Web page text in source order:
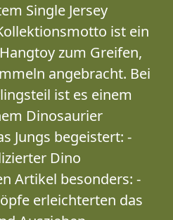
Single Jersey
ist ein
zum Greifen,
angebracht. Bei
ist es einem
Dinosaurier
Jungs begeistert: -
Dino
Artikel besonders: -
erleichterten das